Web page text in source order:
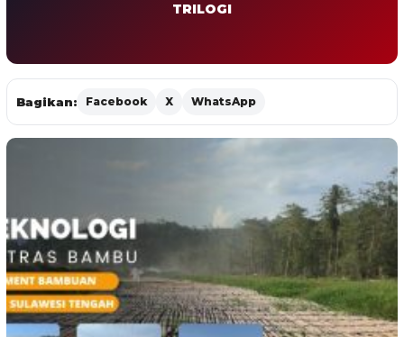
TRILOGI
Bagikan: Facebook X WhatsApp